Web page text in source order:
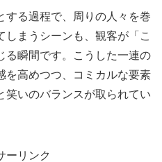
する過程で、周りの人々を巻
しまうシーンも、観客が「こ
る瞬間です。こうした一連の
を高めつつ、コミカルな要素
笑いのバランスが取られてい
ーリンク